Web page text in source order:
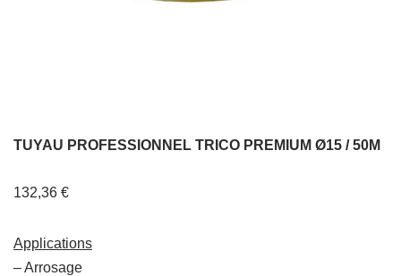
TUYAU PROFESSIONNEL TRICO PREMIUM Ø15 / 50M
132,36 €
Applications
– Arrosage